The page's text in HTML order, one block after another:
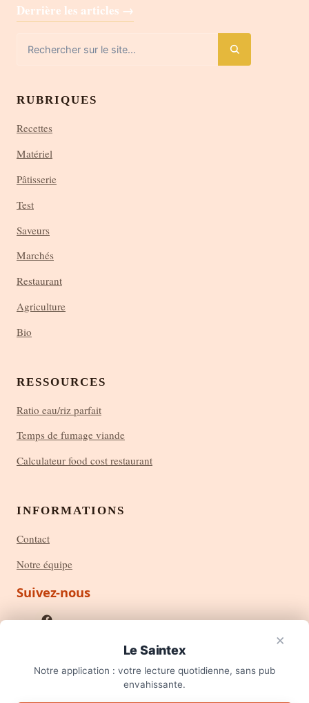
Derrière les articles →
RUBRIQUES
Recettes
Matériel
Pâtisserie
Test
Saveurs
Marchés
Restaurant
Agriculture
Bio
RESSOURCES
Ratio eau/riz parfait
Temps de fumage viande
Calculateur food cost restaurant
INFORMATIONS
Contact
Notre équipe
Suivez-nous
×
Envie de cuisiner malin ?
×
Le Saintex
Notre application : votre lecture quotidienne, sans pub
envahissante.